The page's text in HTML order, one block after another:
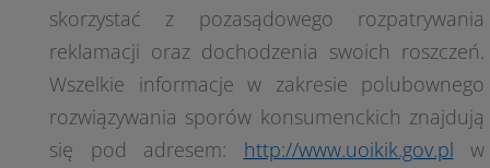
skorzystać z pozasądowego rozpatrywania
reklamacji oraz dochodzenia swoich roszczeń.
Wszelkie informacje w zakresie polubownego
rozwiązywania sporów konsumenckich znajdują
się pod adresem: http://www.uoikik.gov.pl w